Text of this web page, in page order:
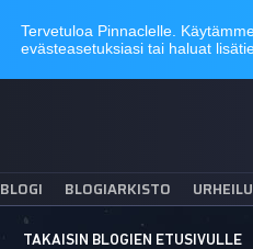
BLOGI BLOGIARKISTO URHEILU
TAKAISIN BLOGIEN ETUSIVULLE